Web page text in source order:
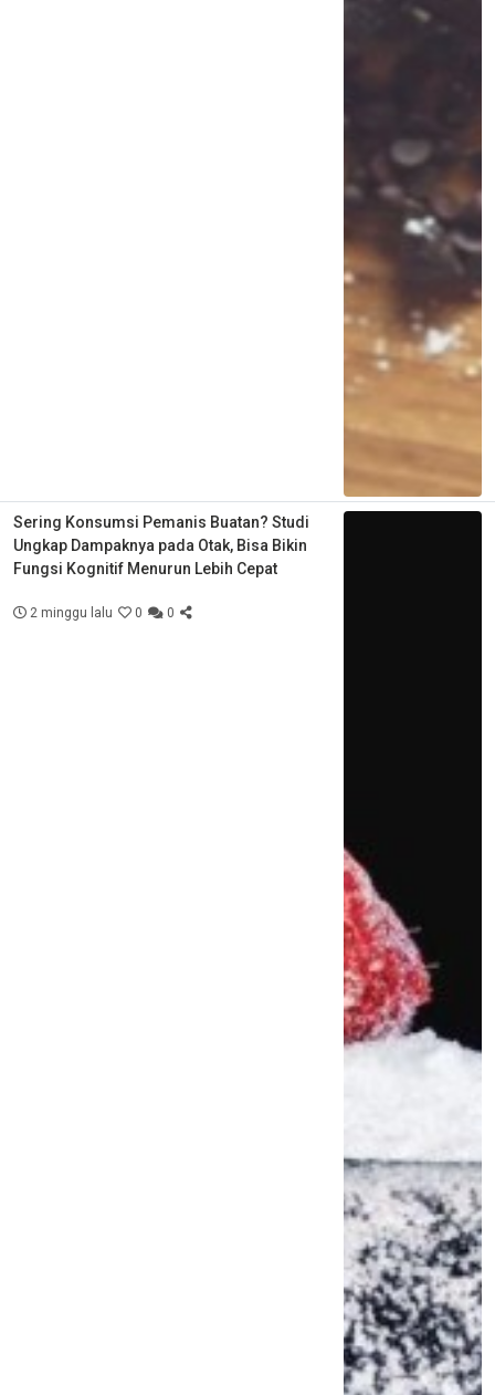
Sering Konsumsi Pemanis Buatan? Studi
Ungkap Dampaknya pada Otak, Bisa Bikin
Fungsi Kognitif Menurun Lebih Cepat
2 minggu lalu 0 0